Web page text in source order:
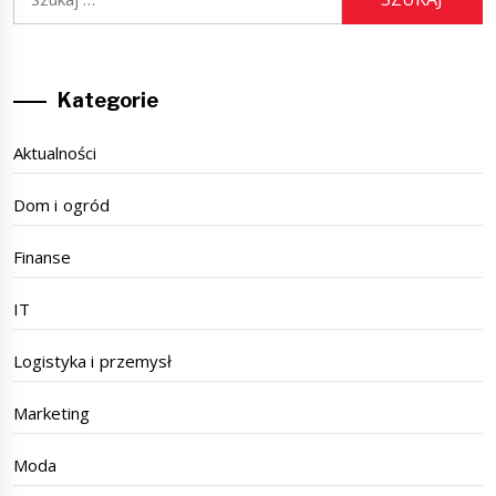
Kategorie
Aktualności
Dom i ogród
Finanse
IT
Logistyka i przemysł
Marketing
Moda